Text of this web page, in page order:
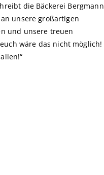
die Bäckerei Bergmann
unsere großartigen
und unsere treuen
wäre das nicht möglich!